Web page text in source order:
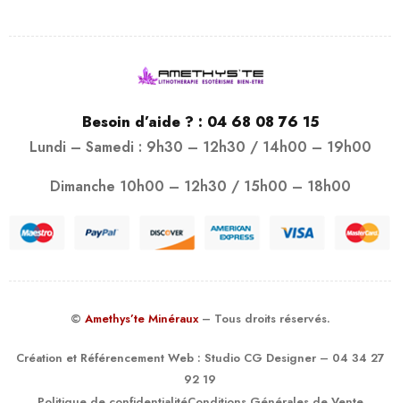
Besoin d’aide ? : 04 68 08 76 15
Lundi – Samedi : 9h30 – 12h30 / 14h00 – 19h00
Dimanche 10h00 – 12h30 / 15h00 – 18h00
© Amethys’te Minéraux – Tous droits réservés.
Création et Référencement Web : Studio CG Designer– 04 34 27
92 19